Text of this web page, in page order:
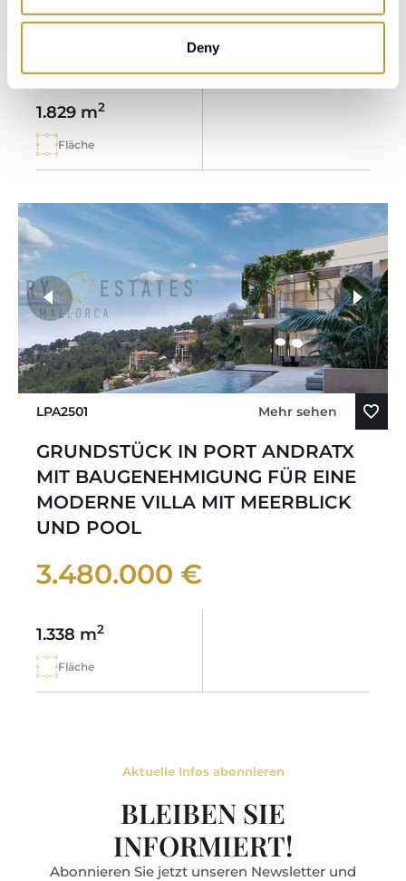
Deny
3.250.000 €
1.829 m2
Fläche
LPA2501 Mehr sehen
GRUNDSTÜCK IN PORT ANDRATX
MIT BAUGENEHMIGUNG FÜR EINE
MODERNE VILLA MIT MEERBLICK
UND POOL
3.480.000 €
1.338 m2
Fläche
Aktuelle Infos abonnieren
BLEIBEN SIE
INFORMIERT!
Abonnieren Sie jetzt unseren Newsletter und